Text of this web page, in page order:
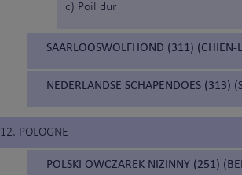
c) Poil dur
SAARLOOSWOLFHOND (311) (CHIEN-
NEDERLANDSE SCHAPENDOES (313)
12. POLOGNE
POLSKI OWCZAREK NIZINNY (251)